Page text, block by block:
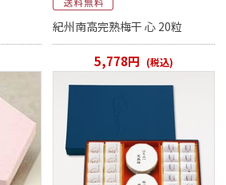
紀州南高完熟梅干 心 20粒
5,778円 (税込)